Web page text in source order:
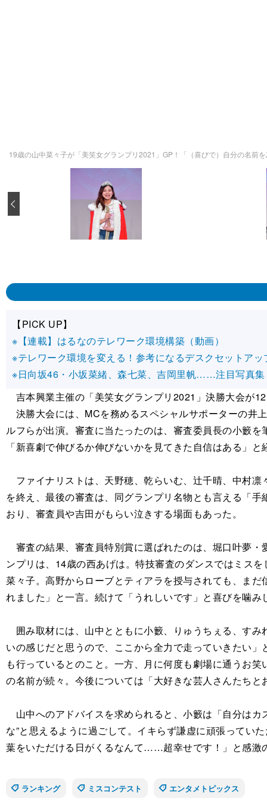
19歳の山中菜々子が「美笑女グランプリ2021」GP！「（喜びで）自分の名前
【PICK UP】
※【連載】はるなのテレワーク環境構築（動画）
※テレワーク環境を変える！参考になるデスクセットアッ
※日向坂46・小坂菜緒、森七菜、吉岡里帆……注目写真
吉本興業主催の「美笑女グランプリ2021」決勝大会が
決勝大会には、MCを務めるスペシャルサポーターの井
ルフらが出演。審査に当たったのは、審査委員長の小籔
「新喜劇で伸びるか伸びないかを見てきた自信はある」
ファイナリストは、天野穂、乾らいむ、辻千晴、中村
を終え、最後の審査は、同グランプリ名物とも言える「
おり、審査員や吉田がもらい泣きする場面もあった。
審査の結果、審査員特別賞に選ばれたのは、堀口叶夢
ンプリは、14歳の西あげは。特技審査のダンスではミス
菜々子。高野からローブとティアラを授与されても、ま
れました」と一言。続けて「うれしいです」と喜びを噛み
囲み取材には、山中とともに小籔、りゅうちぇる、す
いの感じだと思うので、ここから全力で走っていきたい
も行っているとのこと。一方、月に何度も劇場に通うお
の名前が続々。今後については「大好きな芸人さんたち
山中へのアドバイスを求められると、小籔は「自分は
な”と思えるように過ごして。イキらず謙虚に頑張ってい
葉をいただける日がくるなんて……超幸せです！」と感激
ランキング ミスコンテスト エンタメトピックス